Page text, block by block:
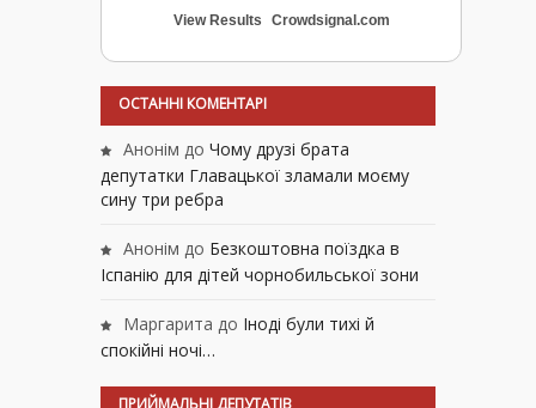
View Results Crowdsignal.com
ОСТАННІ КОМЕНТАРІ
Анонім до Чому друзі брата
депутатки Главацької зламали моєму
сину три ребра
Анонім до Безкоштовна поїздка в
Іспанію для дітей чорнобильської зони
Маргарита до Іноді були тихі й
спокійні ночі…
ПРИЙМАЛЬНІ ДЕПУТАТІВ